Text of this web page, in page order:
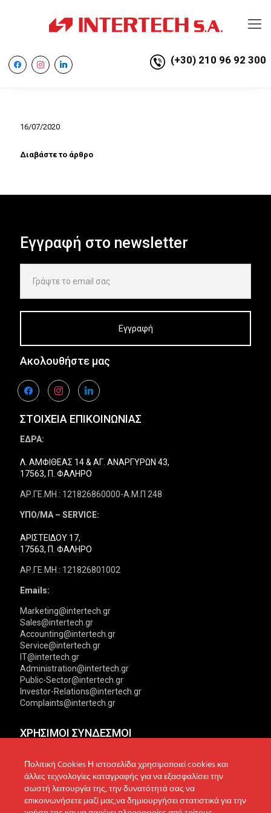
facebookinstagramlinkedin (+30) 210 96 92 300
16/07/2020
Διαβάστε το άρθρο
Εγγραφή στο newsletter
Ακολουθήστε μας
facebookinstagramlinkedin
ΣΤΟΙΧΕΙΑ ΕΠΙΚΟΙΝΩΝΙΑΣ
ΕΔΡΑ:
Λ. ΑΜΦΙΘΕΑΣ 14 & ΑΓ. ΑΝΑΡΓΥΡΩΝ 43,
17563, Π. ΦΑΛΗΡΟ
ΑΡ.ΓΕ.ΜΗ.: 121826860000-Α.Μ.Π 248
ΥΠΟ/ΜΑ – SERVICE:
ΑΡΙΣΤΕΙΔΟΥ 17,
17563, Π. ΦΑΛΗΡΟ
ΑΡ.ΓΕ.ΜΗ.: 121826801002
Emails:
Marketing@intertech.gr
Sales@intertech.gr
Accounting@intertech.gr
Service@intertech.gr
IT@intertech.gr
Administration@intertech.gr
Public-Sector@intertech.gr
Investor-Relations@intertech.gr
Complaints@intertech.gr
ΧΡΗΣΙΜΟΙ ΣΥΝΔΕΣΜΟΙ
Αντιπροσωπείες
Δίκτυο συνεργατών
Τεχνική υποστήριξη
Πολιτική Απορρήτου
Πολιτική Cookies
Πολιτική Προστασίας
Πολιτική Cookies Η ιστοσελίδα χρησιμοποιεί cookies και
άλλες τεχνολογίες καταγραφής για να εξασφαλίσει την
σωστή λειτουργία της, την δυνατότητά σας να
επικοινωνήσετε μαζί μας,να δημιουργήσει στατιστικά για την